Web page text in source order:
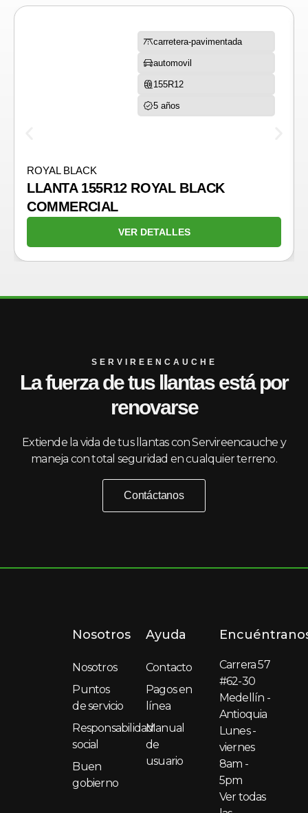
carretera-pavimentada
automovil
155R12
5 años
ROYAL BLACK
LLANTA 155R12 ROYAL BLACK
COMMERCIAL
VER DETALLES
SERVIREENCAUCHE
La fuerza de tus llantas está por
renovarse
Extiende la vida de tus llantas con Servireencauche y
maneja con total seguridad en cualquier terreno.
Contáctanos
Nosotros
Nosotros
Puntos
de servicio
Responsabilidad
social
Buen
gobierno
Ayuda
Contacto
Pagos en
línea
Manual
de
usuario
Carrera 57
#62-30
Medellín -
Antioquia
Lunes -
viernes
8am -
5pm
Ver todas